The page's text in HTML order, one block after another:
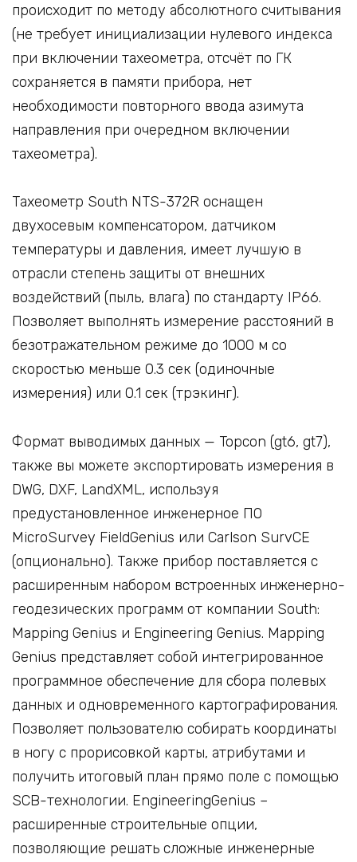
происходит по методу абсолютного считывания
(не требует инициализации нулевого индекса
при включении тахеометра, отсчёт по ГК
сохраняется в памяти прибора, нет
необходимости повторного ввода азимута
направления при очередном включении
тахеометра).
Тахеометр South NTS-372R оснащен
двухосевым компенсатором, датчиком
температуры и давления, имеет лучшую в
отрасли степень защиты от внешних
воздействий (пыль, влага) по стандарту IP66.
Позволяет выполнять измерение расстояний в
безотражательном режиме до 1000 м со
скоростью меньше 0.3 сек (одиночные
измерения) или 0.1 сек (трэкинг).
Формат выводимых данных — Topcon (gt6, gt7),
также вы можете экспортировать измерения в
DWG, DXF, LandXML, используя
предустановленное инженерное ПО
MicroSurvey FieldGenius или Carlson SurvCE
(опционально). Также прибор поставляется с
расширенным набором встроенных инженерно-
геодезических программ от компании South:
Mapping Genius и Engineering Genius. Mapping
Genius представляет собой интегрированное
программное обеспечение для сбора полевых
данных и одновременного картографирования.
Позволяет пользователю собирать координаты
в ногу с прорисовкой карты, атрибутами и
получить итоговый план прямо поле с помощью
SCB-технологии. EngineeringGenius –
расширенные строительные опции,
позволяющие решать сложные инженерные